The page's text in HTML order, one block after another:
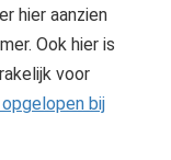
hier aanzien
Ook hier is
voor
bij